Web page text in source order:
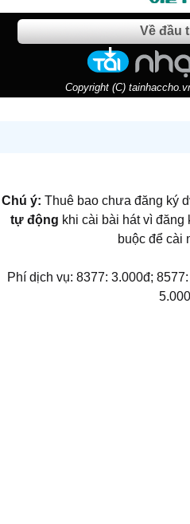
Về đầu
Copyright (C)
Chú ý: Thuê bao chưa đăng ký
tự động khi cài bài hát vì
buộc để cài
Phí dịch vụ: 8377: 3.000đ;